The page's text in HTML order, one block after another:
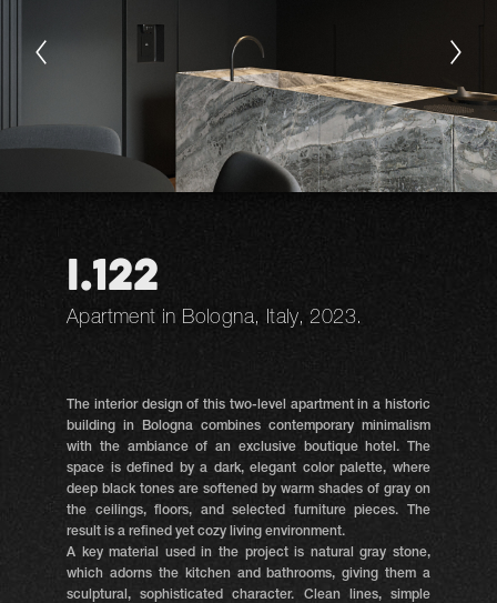
I.122
Apartment in Bologna, Italy, 2023.
The interior design of this two-level apartment in a historic
building in Bologna combines contemporary minimalism
with the ambiance of an exclusive boutique hotel. The
space is defined by a dark, elegant color palette, where
deep black tones are softened by warm shades of gray on
the ceilings, floors, and selected furniture pieces. The
result is a refined yet cozy living environment.
A key material used in the project is natural gray stone,
which adorns the kitchen and bathrooms, giving them a
sculptural, sophisticated character. Clean lines, simple